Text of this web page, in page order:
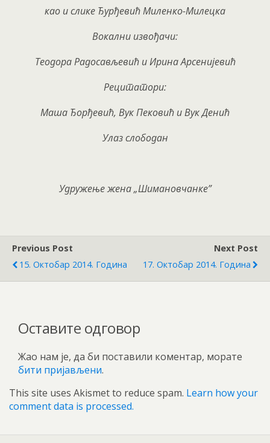
као и слике Ђурђевић Миленко-Милецка
Вокални извођачи:
Теодора Радосављевић и Ирина Арсенијевић
Рецитатори:
Маша Ђорђевић, Вук Пековић и Вук Денић
Улаз слободан
Удружење жена „Шимановчанке”
Previous Post
15. Октобар 2014. Година
Next Post
17. Октобар 2014. Година
Оставите одговор
Жао нам је, да би поставили коментар, морате
бити пријављени.
This site uses Akismet to reduce spam. Learn how your
comment data is processed.